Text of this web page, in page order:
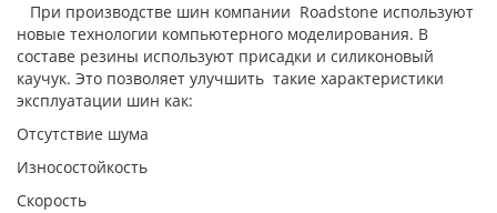
При производстве шин компании Roadstone используют
новые технологии компьютерного моделирования. В
составе резины используют присадки и силиконовый
каучук. Это позволяет улучшить такие характеристики
эксплуатации шин как:
Отсутствие шума
Износостойкость
Скорость